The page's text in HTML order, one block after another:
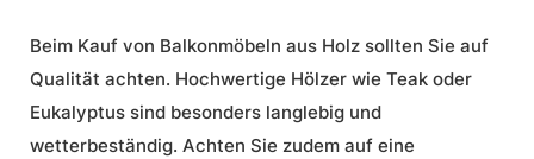
Beim Kauf von Balkonmöbeln aus Holz sollten Sie auf
Qualität achten. Hochwertige Hölzer wie Teak oder
Eukalyptus sind besonders langlebig und
wetterbeständig. Achten Sie zudem auf eine